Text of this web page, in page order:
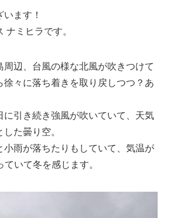
ます！
ナミヒラです。
周辺、台風の様な北風が吹きつけて
徐々に落ち着きを取り戻しつつ？あ
に引き続き強風が吹いていて、天気
た曇り空。
小雨が落ちたりもしていて、気温が
いて冬を感じます。